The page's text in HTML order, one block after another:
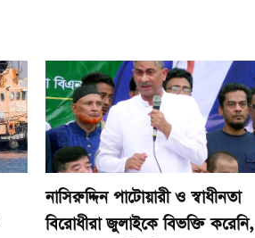
নাসিরুদ্দিন পাটোয়ারী ও স্বাধীনতা
বিরোধীরা জুলাইকে বিভক্তি করেনি,